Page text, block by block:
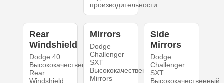
производительности.
Rear
Windshield
Dodge 40
Высококачественный
Rear
Windshield
Mirrors
Dodge
Challenger
SXT
Высококачественный
Mirrors
Side
Mirrors
Dodge
Challenger
SXT
Высококачественный